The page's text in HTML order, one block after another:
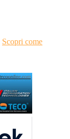
Scopri come